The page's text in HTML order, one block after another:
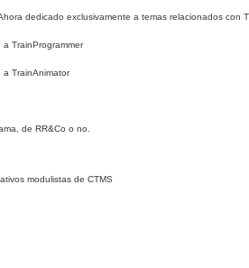
dedicado exclusivamente a temas relacionados con
TrainProgrammer
a TrainAnimator
de RR&Co o no.
modulistas de CTMS